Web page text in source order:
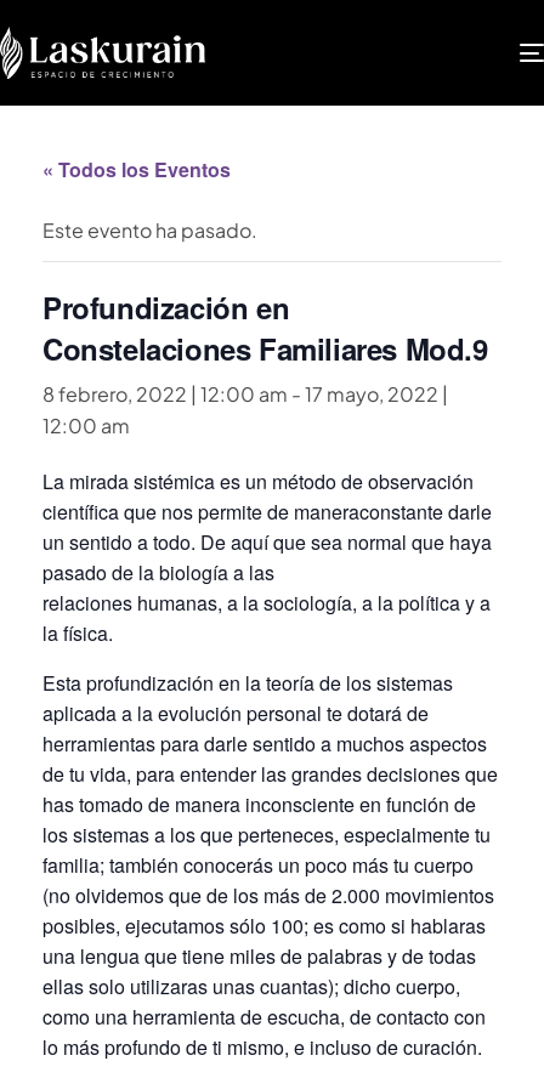
« Todos los Eventos
Este evento ha pasado.
Profundización en
Constelaciones Familiares Mod.9
8 febrero, 2022 | 12:00 am -17 mayo, 2022 |
12:00 am
La mirada sistémica es un método de observación
científica que nos permite de maneraconstante darle
un sentido a todo. De aquí que sea normal que haya
pasado de la biología a las
relaciones humanas, a la sociología, a la política y a
la física.
Esta profundización en la teoría de los sistemas
aplicada a la evolución personal te dotará de
herramientas para darle sentido a muchos aspectos
de tu vida, para entender las grandes decisiones que
has tomado de manera inconsciente en función de
los sistemas a los que perteneces, especialmente tu
familia; también conocerás un poco más tu cuerpo
(no olvidemos que de los más de 2.000 movimientos
posibles, ejecutamos sólo 100; es como si hablaras
una lengua que tiene miles de palabras y de todas
ellas solo utilizaras unas cuantas); dicho cuerpo,
como una herramienta de escucha, de contacto con
lo más profundo de ti mismo, e incluso de curación.